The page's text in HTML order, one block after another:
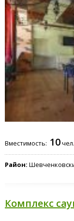
Вместимость: 10чел.
Район:
Комплекс